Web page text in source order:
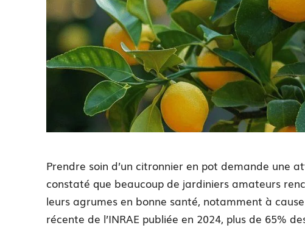
Prendre soin d’un citronnier en pot demande une
constaté que beaucoup de jardiniers amateurs
leurs agrumes en bonne santé, notamment à
récente de l’INRAE publiée en 2024, plus de 65%